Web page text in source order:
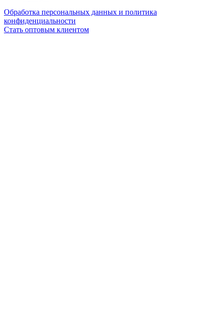
Обработка персональных данных и политика
конфиденциальности
Стать оптовым клиентом